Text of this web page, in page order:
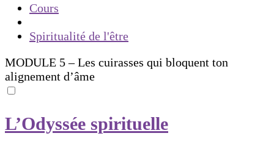
Cours
Spiritualité de l'être
MODULE 5 – Les cuirasses qui bloquent ton
alignement d’âme
L’Odyssée spirituelle